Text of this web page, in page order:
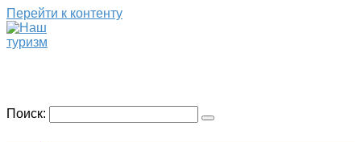
Перейти к контенту
Поиск: